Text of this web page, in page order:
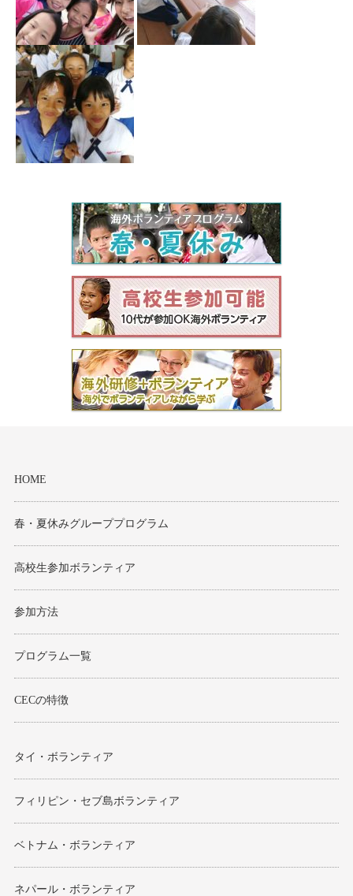
HOME
春・夏休みグループプログラム
高校生参加ボランティア
参加方法
プログラム一覧
CECの特徴
タイ・ボランティア
フィリピン・セブ島ボランティア
ベトナム・ボランティア
ネパール・ボランティア